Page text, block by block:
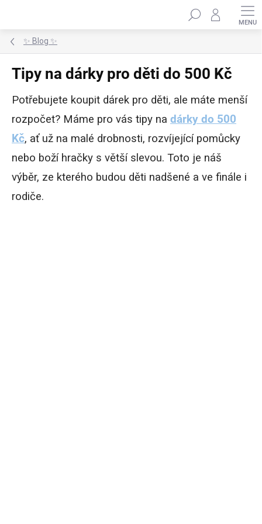
Hledat
✨ Blog ✨
Tipy na dárky pro děti do 500 Kč
Potřebujete koupit dárek pro děti, ale máte menší
rozpočet? Máme pro vás tipy na dárky do 500
Kč, ať už na malé drobnosti, rozvíjející pomůcky
nebo boží hračky s větší slevou. Toto je náš
výběr, ze kterého budou děti nadšené a ve finále i
rodiče.